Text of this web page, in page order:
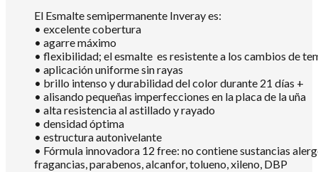
El Esmalte semipermanente Inveray es:
• excelente cobertura
• agarre máximo
• flexibilidad; el esmalte es resistente a los cambios de
• aplicación uniforme sin rayas
• brillo intenso y durabilidad del color durante 21 días +
• alisando pequeñas imperfecciones en la placa de la uña
• alta resistencia al astillado y rayado
• densidad óptima
• estructura autonivelante
• Fórmula innovadora 12 free: no contiene sustancias
fragancias, parabenos, alcanfor, tolueno, xileno, DBP